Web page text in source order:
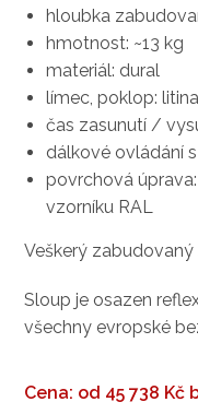
hloubka
hmotnost: ~13 kg
materiál: dural
límec, poklop: litina
čas zasunutí /
dálkové ovládání
povrchová
vzorníku RAL
Veškerý
Sloup je osazen
všechny evropské
Cena: od 45 738 Kč